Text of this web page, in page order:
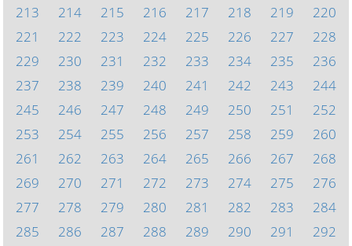
213
214 215 216 217 218 219
220
221
222 223 224 225 226 227
228
229
230 231 232 233 234 235
236
237
238 239 240 241 242 243
244
245
246 247 248 249 250 251
252
253
254 255 256 257 258 259
260
261
262 263 264 265 266 267
268
269
270 271 272 273 274 275
276
277
278 279 280 281 282 283
284
285
286 287 288 289 290 291
292